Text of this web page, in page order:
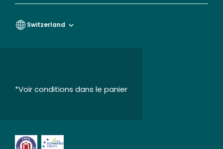
Switzerland
*Voir conditions dans le panier